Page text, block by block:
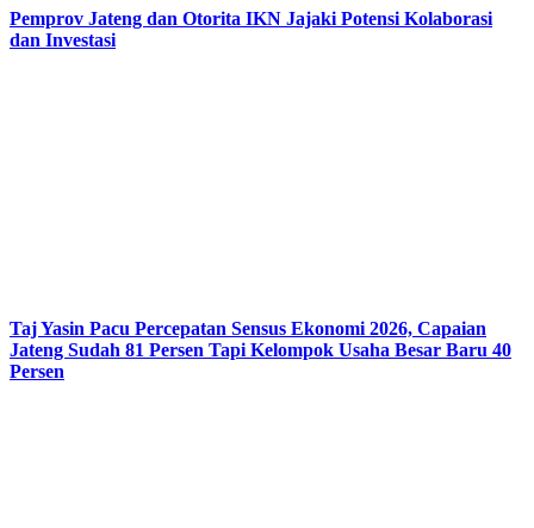
Pemprov Jateng dan Otorita IKN Jajaki Potensi Kolaborasi
dan Investasi
Taj Yasin Pacu Percepatan Sensus Ekonomi 2026, Capaian
Jateng Sudah 81 Persen Tapi Kelompok Usaha Besar Baru 40
Persen